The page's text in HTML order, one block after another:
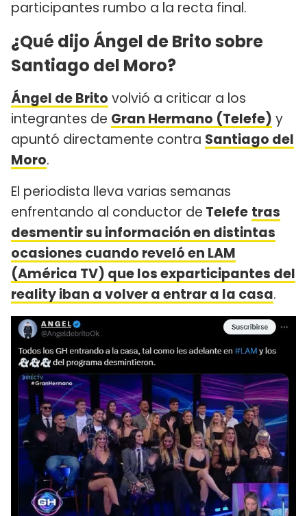
participantes rumbo a la recta final.
¿Qué dijo Ángel de Brito sobre
Santiago del Moro?
Ángel de Brito volvió a criticar a los
integrantes de Gran Hermano (Telefe) y
apuntó directamente contra Santiago del
Moro.
El periodista lleva varias semanas
enfrentando al conductor de Telefe tras
desmentir su información en distintas
ocasiones cuando reveló en LAM
(América TV) que los exparticipantes del
reality iban a volver a entrar a la casa.